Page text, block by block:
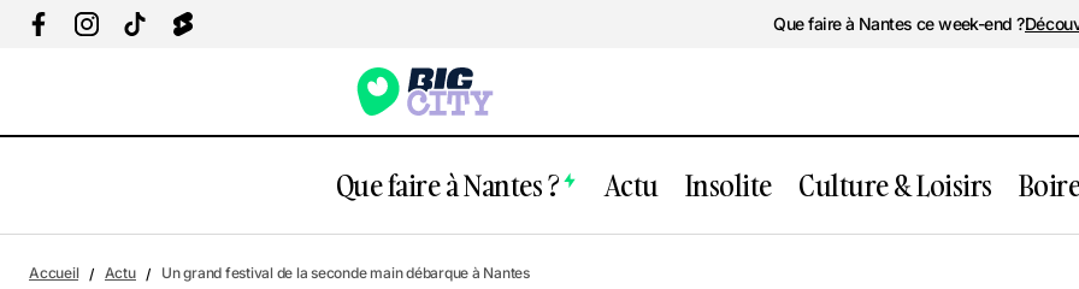
Que faire à Nantes ce week-end ?
Que faire à Nantes ? Actu Insolite Culture & Loisirs
Foire de Nantes 2025 : Plus de 350
Actu
Accueil Actu Un grand festival de la seconde main débarque à Nantes